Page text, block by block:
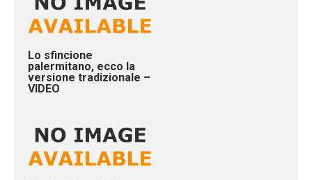
Lo sfincione
palermitano, ecco la
versione tradizionale –
VIDEO